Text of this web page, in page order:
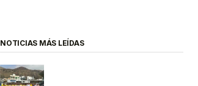
NOTICIAS MÁS LEÍDAS